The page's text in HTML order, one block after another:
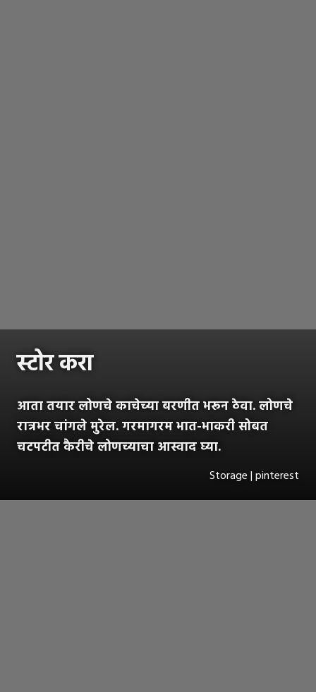
स्टोर करा
आता तयार लोणचे काचेच्या बरणीत भरून ठेवा. लोणचे
रात्रभर चांगले मुरेल. गरमागरम भात-भाकरी सोबत
चटपटीत कैरीचे लोणच्याचा आस्वाद घ्या.
Storage | pinterest